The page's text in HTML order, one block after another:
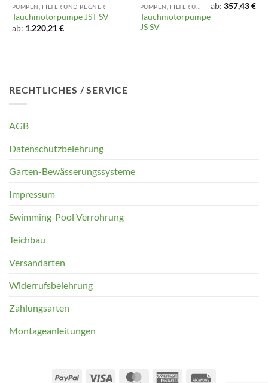
PUMPEN, FILTER UND REGNER
Tauchmotorpumpe JST SV
ab: 1.220,21€
Tauchmotorpumpe
JS SV
ab:357,43€
RECHTLICHES / SERVICE
AGB
Datenschutzbelehrung
Garten-Bewässerungssysteme
Impressum
Swimming-Pool Verrohrung
Teichbau
Versandarten
Widerrufsbelehrung
Zahlungsarten
Montageanleitungen